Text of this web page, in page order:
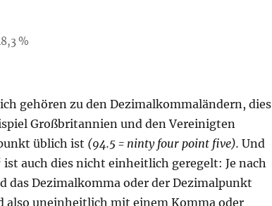
%
gehören zu den Dezimalkommaländern, dies
Großbritannien und den Vereinigten
üblich ist (94.5 = ninty four point five). Und
auch dies nicht einheitlich geregelt: Je nach
das Dezimalkomma oder der Dezimalpunkt
also uneinheitlich mit einem Komma oder